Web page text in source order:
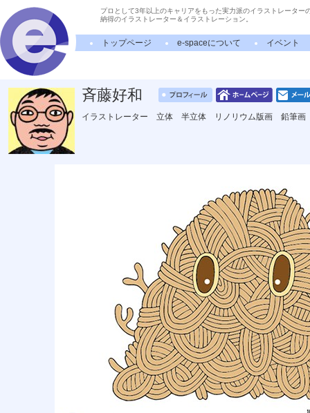
プロとして3年以上のキャリアをもった実力派のイラストレーター
納得のイラストレーター＆イラストレーション。
トップページ e-spaceについて イベント
斉藤好和
イラストレーター 立体 半立体 リノリウム版画 鉛筆画